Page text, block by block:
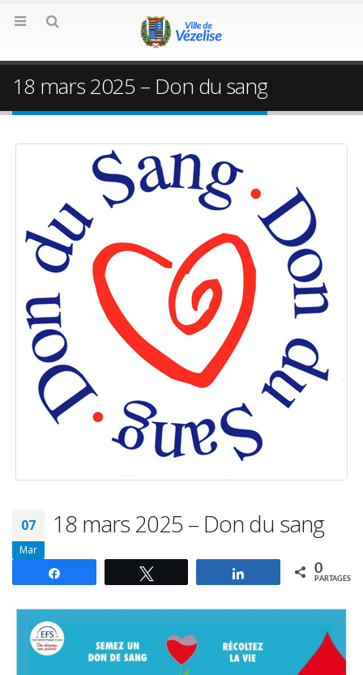
18 mars 2025 – Don du sang
07
Mar
18 mars 2025 – Don du sang
Partagez 0
PARTAGES